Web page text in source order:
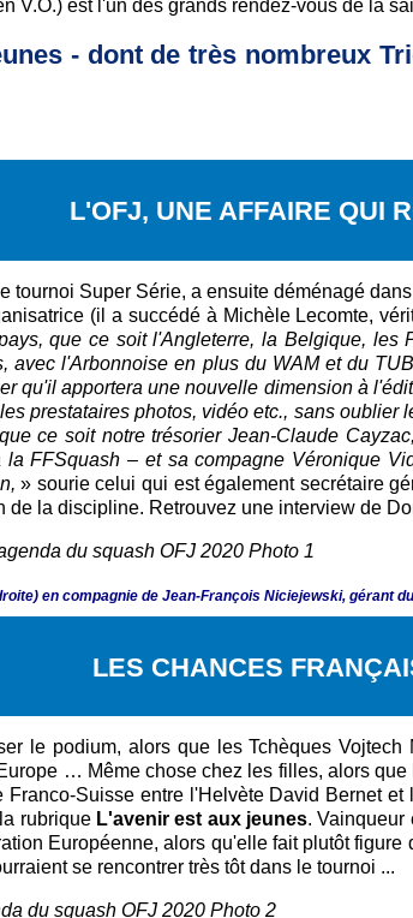
V.O.) est l'un des grands rendez-vous de la
- dont de très nombreux
L'OFJ, UNE AFFAIRE QUI
tournoi Super Série, a ensuite déménagé
(il a succédé à Michèle Lecomte,
que ce soit l'Angleterre, la Belgique,
avec l'Arbonnoise en plus du WAM et du
qu'il apportera une nouvelle dimension à
prestataires photos, vidéo etc., sans
ce soit notre trésorier Jean-Claude
FFSquash – et sa compagne Véronique
» sourie celui qui est également secrétaire
la discipline. Retrouvez une interview de
en compagnie de Jean-François Niciejewski, gérant
LES CHANCES
le podium, alors que les Tchèques
… Même chose chez les filles, alors
Suisse entre l'Helvète David Bernet
rubrique L'avenir est aux jeunes. Vainqueur
Européenne, alors qu'elle fait plutôt
se rencontrer très tôt dans le tournoi ...